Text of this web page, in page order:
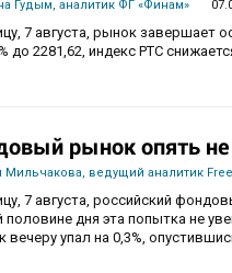
Гудым, аналитик ФГ «Финам»
7 августа, рынок завершает
до 2281,62, индекс РТС
рынок опять
Мильчакова, ведущий аналитик
7 августа, российский
половине дня эта попытка не
вечеру упал на 0,3%,